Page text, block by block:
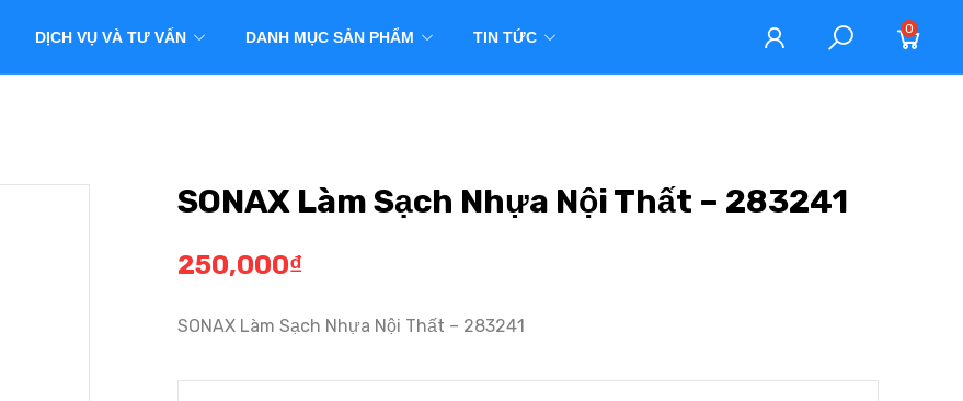
DỊCH VỤ VÀ TƯ VẤN DANH MỤC SẢN PHẨM TIN TỨC 0
SONAX Làm Sạch Nhựa Nội Thất – 283241
250,000₫
SONAX Làm Sạch Nhựa Nội Thất – 283241